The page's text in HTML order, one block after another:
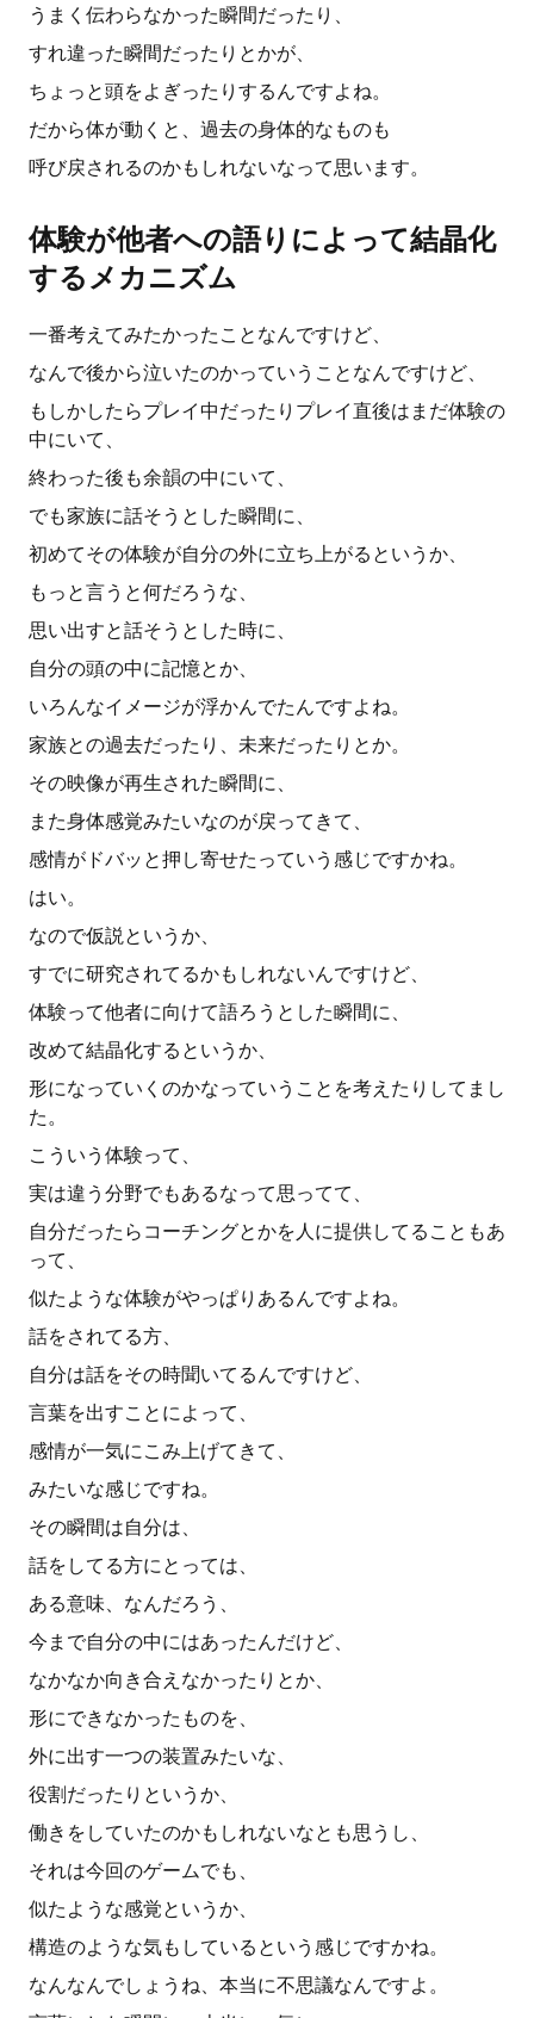
うまく伝わらなかった瞬間だったり、
すれ違った瞬間だったりとかが、
ちょっと頭をよぎったりするんですよね。
だから体が動くと、過去の身体的なものも
呼び戻されるのかもしれないなって思います。
体験が他者への語りによって結晶化
するメカニズム
一番考えてみたかったことなんですけど、
なんで後から泣いたのかっていうことなんですけど、
もしかしたらプレイ中だったりプレイ直後はまだ体験の
中にいて、
終わった後も余韻の中にいて、
でも家族に話そうとした瞬間に、
初めてその体験が自分の外に立ち上がるというか、
もっと言うと何だろうな、
思い出すと話そうとした時に、
自分の頭の中に記憶とか、
いろんなイメージが浮かんでたんですよね。
家族との過去だったり、未来だったりとか。
その映像が再生された瞬間に、
また身体感覚みたいなのが戻ってきて、
感情がドバッと押し寄せたっていう感じですかね。
はい。
なので仮説というか、
すでに研究されてるかもしれないんですけど、
体験って他者に向けて語ろうとした瞬間に、
改めて結晶化するというか、
形になっていくのかなっていうことを考えたりしてまし
た。
こういう体験って、
実は違う分野でもあるなって思ってて、
自分だったらコーチングとかを人に提供してることもあ
って、
似たような体験がやっぱりあるんですよね。
話をされてる方、
自分は話をその時聞いてるんですけど、
言葉を出すことによって、
感情が一気にこみ上げてきて、
みたいな感じですね。
その瞬間は自分は、
話をしてる方にとっては、
ある意味、なんだろう、
今まで自分の中にはあったんだけど、
なかなか向き合えなかったりとか、
形にできなかったものを、
外に出す一つの装置みたいな、
役割だったりというか、
働きをしていたのかもしれないなとも思うし、
それは今回のゲームでも、
似たような感覚というか、
構造のような気もしているという感じですかね。
なんなんでしょうね、本当に不思議なんですよ。